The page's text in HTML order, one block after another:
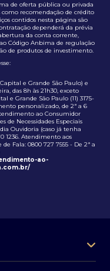
de oferta pública ou privada
como recomendação de crédito
contidos nesta página são
dependerá da prévia
da conta corrente,
Código Anbima de regulação
de produtos de investimento.
e Grande São Paulo) e
das 8h às 21h30, exceto
e Grande São Paulo (11) 3175-
personalizado, de 2ª a 6
ao Consumidor
de Necessidades Especiais
Ouvidoria (caso já tenha
1236. Atendimento aos
Fala: 0800 727 7555 - De 2ª a
ao-